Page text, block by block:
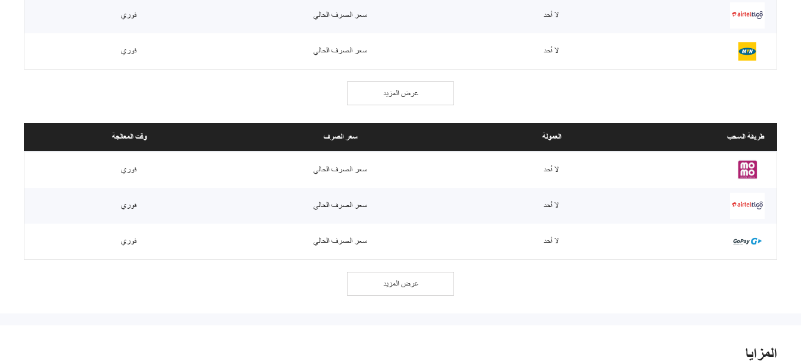
لا أحد سعر الصرف الحالي فوري
لا أحد سعر الصرف الحالي فوري
عرض المزيد
طريقة السحب العمولة سعر الصرف وقت المعالجة
لا أحد سعر الصرف الحالي فوري
لا أحد سعر الصرف الحالي فوري
لا أحد سعر الصرف الحالي فوري
عرض المزيد
المزايا